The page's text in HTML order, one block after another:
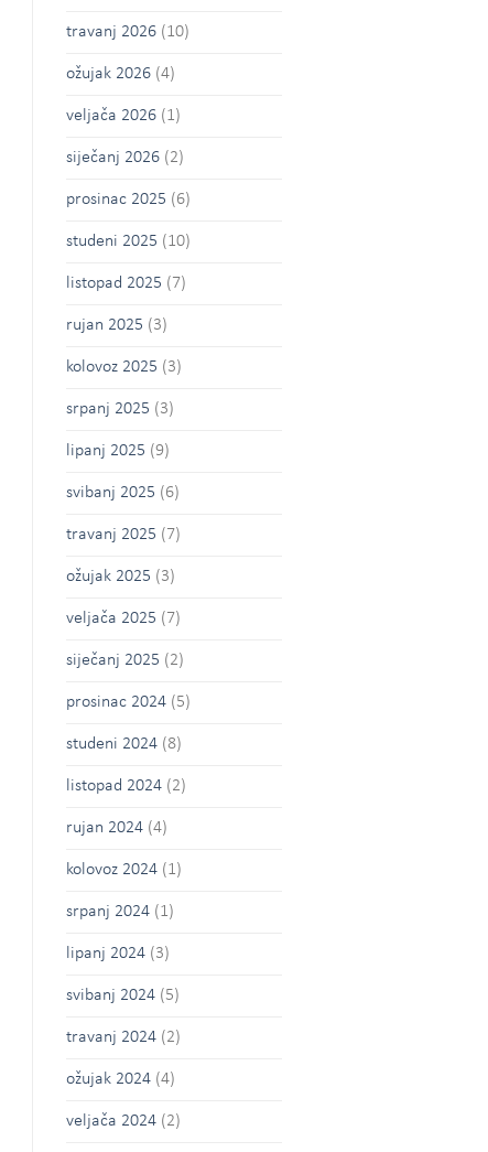
travanj 2026(10)
ožujak 2026(4)
veljača 2026(1)
siječanj 2026(2)
prosinac 2025 (6)
studeni 2025 (10)
listopad 2025 (7)
rujan 2025 (3)
kolovoz 2025 (3)
srpanj 2025 (3)
lipanj 2025 (9)
svibanj 2025 (6)
travanj 2025 (7)
ožujak 2025 (3)
veljača 2025 (7)
siječanj 2025 (2)
prosinac 2024(5)
studeni 2024(8)
listopad 2024(2)
rujan 2024(4)
kolovoz 2024(1)
srpanj 2024(1)
lipanj 2024(3)
svibanj 2024(5)
travanj 2024(2)
ožujak 2024(4)
veljača 2024(2)